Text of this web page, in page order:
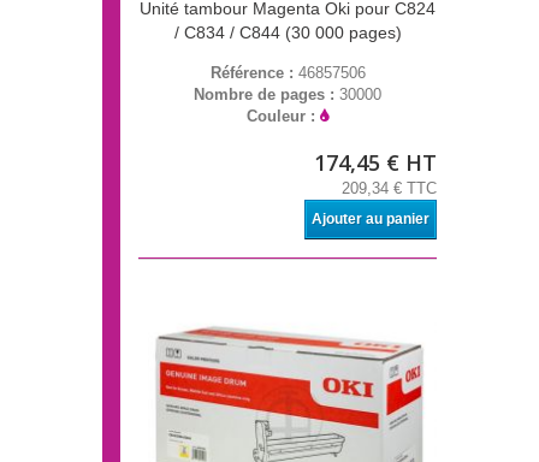
Unité tambour Magenta Oki pour C824
/ C834 / C844 (30 000 pages)
Référence : 46857506
Nombre de pages : 30000
Couleur :
174,45 € HT
209,34 € TTC
Ajouter au panier